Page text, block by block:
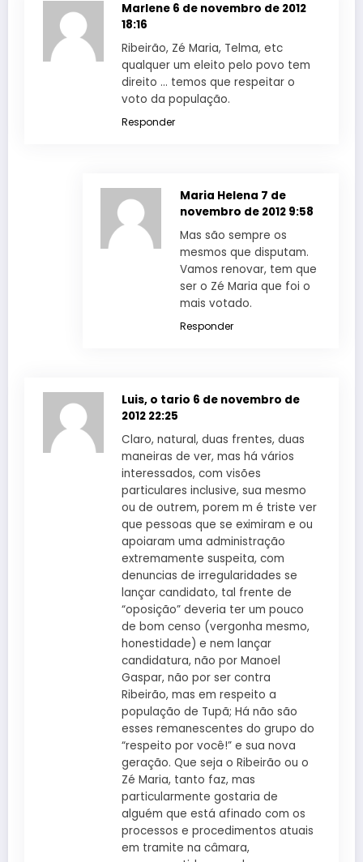
Marlene 6 de novembro de 2012
18:16
Ribeirão, Zé Maria, Telma, etc
qualquer um eleito pelo povo tem
direito … temos que respeitar o
voto da população.
Responder
Maria Helena 7 de
novembro de 2012 9:58
Mas são sempre os
mesmos que disputam.
Vamos renovar, tem que
ser o Zé Maria que foi o
mais votado.
Responder
Luis, o tario 6 de novembro de
2012 22:25
Claro, natural, duas frentes, duas
maneiras de ver, mas há vários
interessados, com visões
particulares inclusive, sua mesmo
ou de outrem, porem m é triste ver
que pessoas que se eximiram e ou
apoiaram uma administração
extremamente suspeita, com
denuncias de irregularidades se
lançar candidato, tal frente de
“oposição” deveria ter um pouco
de bom censo (vergonha mesmo,
honestidade) e nem lançar
candidatura, não por Manoel
Gaspar, não por ser contra
Ribeirão, mas em respeito a
população de Tupã; Há não são
esses remanescentes do grupo do
“respeito por você!” e sua nova
geração. Que seja o Ribeirão ou o
Zé Maria, tanto faz, mas
particularmente gostaria de
alguém que está afinado com os
processos e procedimentos atuais
em tramite na câmara,